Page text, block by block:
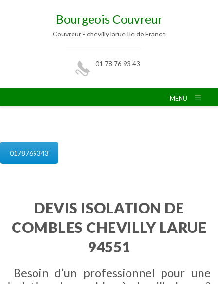
Bourgeois Couvreur
Couvreur - chevilly larue Ile de France
01 78 76 93 43
MENU
0178769343
DEVIS ISOLATION DE
COMBLES CHEVILLY LARUE
94551
Besoin d’un professionnel pour une